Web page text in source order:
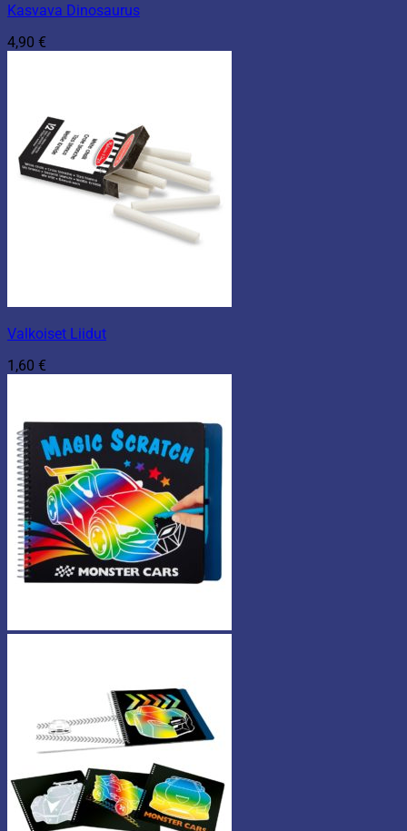
Kasvava Dinosaurus
4,90 €
Valkoiset Liidut
1,60 €